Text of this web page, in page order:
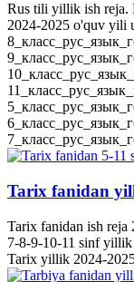
Rus tili yillik ish reja.
2024-2025 o'quv yili
Tarix fanidan
Tarix fanidan ish reja
7-8-9-10-11 sinf
Tarix yillik 2024-